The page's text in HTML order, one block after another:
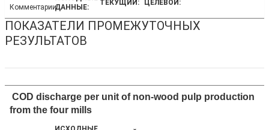
Комментарии
ПОКАЗАТЕЛИ ПРОМЕЖУТОЧНЫХ
РЕЗУЛЬТАТОВ
COD discharge per unit of non-wood pulp production
from the four mills